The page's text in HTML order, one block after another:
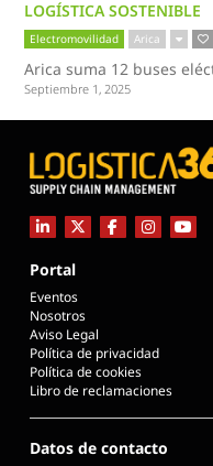
LOGÍSTICA SOSTENIBLE
Electromovilidad Arica
Arica suma 12 buses
Septiembre 1, 2025
Portal
Eventos
Nosotros
Aviso Legal
Política de privacidad
Política de cookies
Libro de reclamaciones
Datos de contacto